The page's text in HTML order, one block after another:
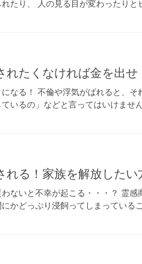
たり、 人の見る目が変わったり
れたくなければ金を出せ
なる！ 不倫や浮気がばれると、
ているの」などと言ってはいけま
れる！家族を解放したい
ないと不幸が起こる・・・？ 霊
かどっぷり浸飼ってしまってい